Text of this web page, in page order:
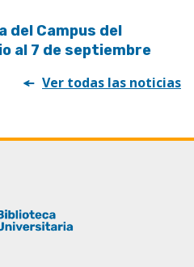
del Campus del
al 7 de septiembre
Ver todas las noticias